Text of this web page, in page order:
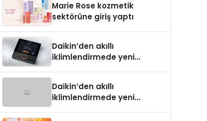
Aldı
Marie Rose kozmetik
sektörüne giriş yaptı
Daikin’den akıllı
iklimlendirmede yeni
Daikin’den akıllı
iklimlendirmede yeni